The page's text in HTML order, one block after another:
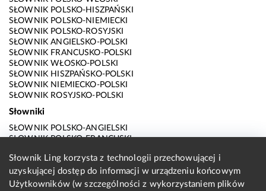
SŁOWNIK POLSKO-HISZPAŃSKI
SŁOWNIK POLSKO-NIEMIECKI
SŁOWNIK POLSKO-ROSYJSKI
SŁOWNIK ANGIELSKO-POLSKI
SŁOWNIK FRANCUSKO-POLSKI
SŁOWNIK WŁOSKO-POLSKI
SŁOWNIK HISZPAŃSKO-POLSKI
SŁOWNIK NIEMIECKO-POLSKI
SŁOWNIK ROSYJSKO-POLSKI
Słowniki
SŁOWNIK POLSKO-ANGIELSKI
SŁOWNIK POLSKO-FRANCUSKI
SŁOWNIK POLSKO-HISZPAŃSKI
SŁOWNIK POLSKO-NIEMIECKI
SŁOWNIK POLSKO-ROSYJSKI
Słownik Ling korzysta z technologii przechowującej i
uzyskującej dostęp do informacji w urządzeniu końcowym
Użytkowników (w szczególności z wykorzystaniem plików